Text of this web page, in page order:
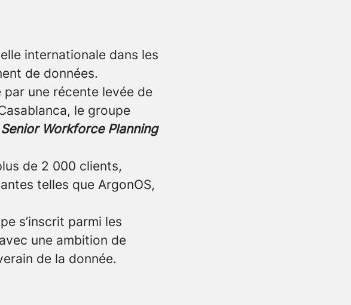
internationale dans les
de données.
une récente levée de
le groupe
Senior Workforce Planning
de 2 000 clients,
telles que ArgonOS,
s’inscrit parmi les
une ambition de
de la donnée.